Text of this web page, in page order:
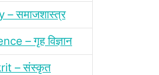
– समाजशास्‍त्र
– गृह विज्ञान
– संस्‍कृत